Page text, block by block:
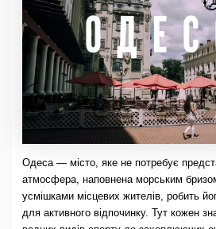
Одеса — місто, яке не потребує
атмосфера, наповнена морським
усмішками місцевих жителів, робить
для активного відпочинку. Тут кожен